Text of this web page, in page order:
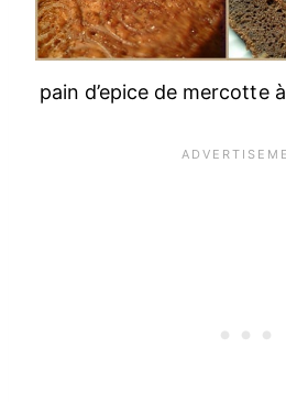
pain d’epice de mercotte